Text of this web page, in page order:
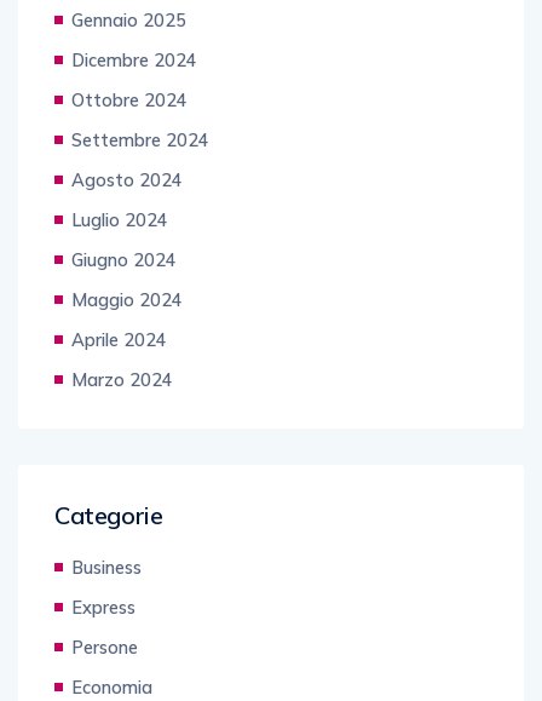
Gennaio 2025
Dicembre 2024
Ottobre 2024
Settembre 2024
Agosto 2024
Luglio 2024
Giugno 2024
Maggio 2024
Aprile 2024
Marzo 2024
Categorie
Business
Express
Persone
Economia